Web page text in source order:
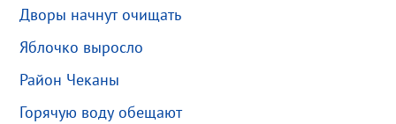
Дворы начнут очищать
Яблочко выросло
Район Чеканы
Горячую воду обещают